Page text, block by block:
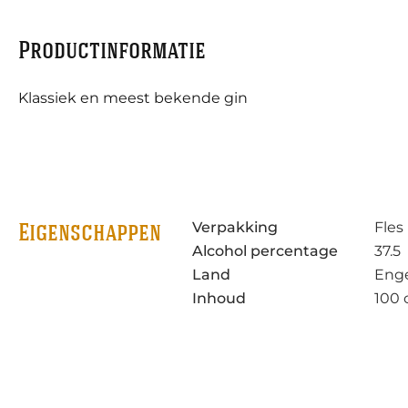
Productinformatie
Klassiek en meest bekende gin
Eigenschappen Verpakking
Fles
Alcohol percentage
37.5
Land
Inhoud
100